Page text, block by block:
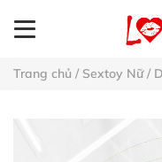
Trang chủ / Sextoy Nữ/